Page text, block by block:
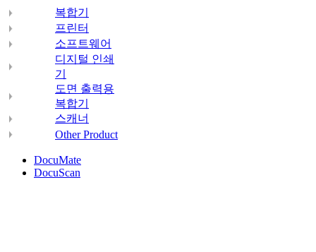
복합기
프린터
소프트웨어
디지털 인쇄
기
도면 출력용
복합기
스캐너
Other Product
DocuMate
DocuScan